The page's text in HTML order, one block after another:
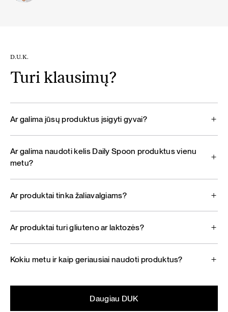
D.U.K.
Turi klausimų?
Ar galima jūsų produktus įsigyti gyvai?
Ar galima naudoti kelis Daily Spoon produktus vienu
metu?
Ar produktai tinka žaliavalgiams?
Ar produktai turi gliuteno ar laktozės?
Kokiu metu ir kaip geriausiai naudoti produktus?
Daugiau DUK